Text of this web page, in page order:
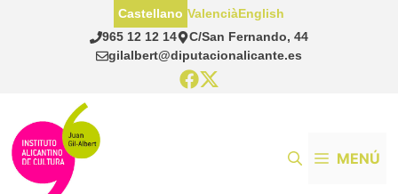
965 12 12 14
C/San Fernando, 44
gilalbert@diputacionalicante.es
Castellano ValenciàEnglish
MENÚ